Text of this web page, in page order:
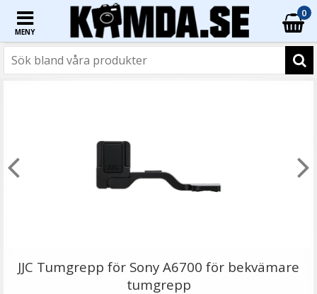
MENY
0
JJC Tumgrepp för Sony A6700 för bekvämare
tumgrepp